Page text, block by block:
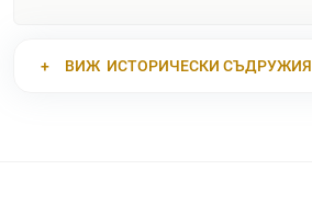
ВИЖ ИСТОРИЧЕСКИ СЪДРУЖИЯ